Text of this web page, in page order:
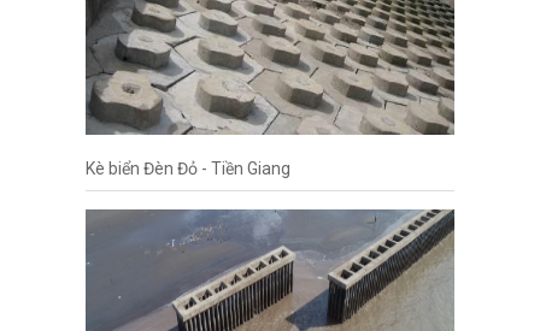
Kè biển Đèn Đỏ - Tiền Giang